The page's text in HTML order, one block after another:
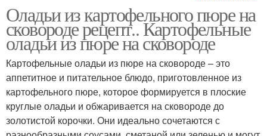
картофельного пюре
Шарики из пюре
Шарики с мясом
Картофельная
запеканка
Оладьи из картофельного пюре на
сковороде рецепт.. Картофельные
оладьи из пюре на сковороде
Картофельные оладьи из пюре на сковороде – это
аппетитное и питательное блюдо, приготовленное из
картофельного пюре, которое формируется в плоские
круглые оладьи и обжаривается на сковороде до
золотистой корочки. Они идеально сочетаются с